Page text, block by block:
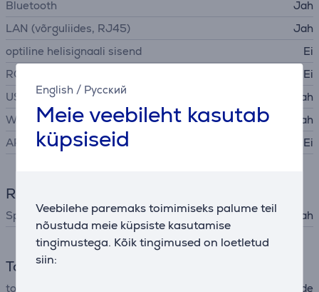
English / Русский
Meie veebileht kasutab
küpsiseid
Veebilehe paremaks toimimiseks palume teil
nõustuda meie küpsiste kasutamise
tingimustega. Kõik tingimused on loetletud
siin:
Bluetooth
Jah
LAN (võrguliides, RJ45)
Jah
optiline helisignaali sisend
Ei
RCA
Ei
USB-A
Jah
WiFi
Jah
ARC - heli tagastuskanal
Ei
Rakendused
Spotify Jah
Toide
toide võrgutoide